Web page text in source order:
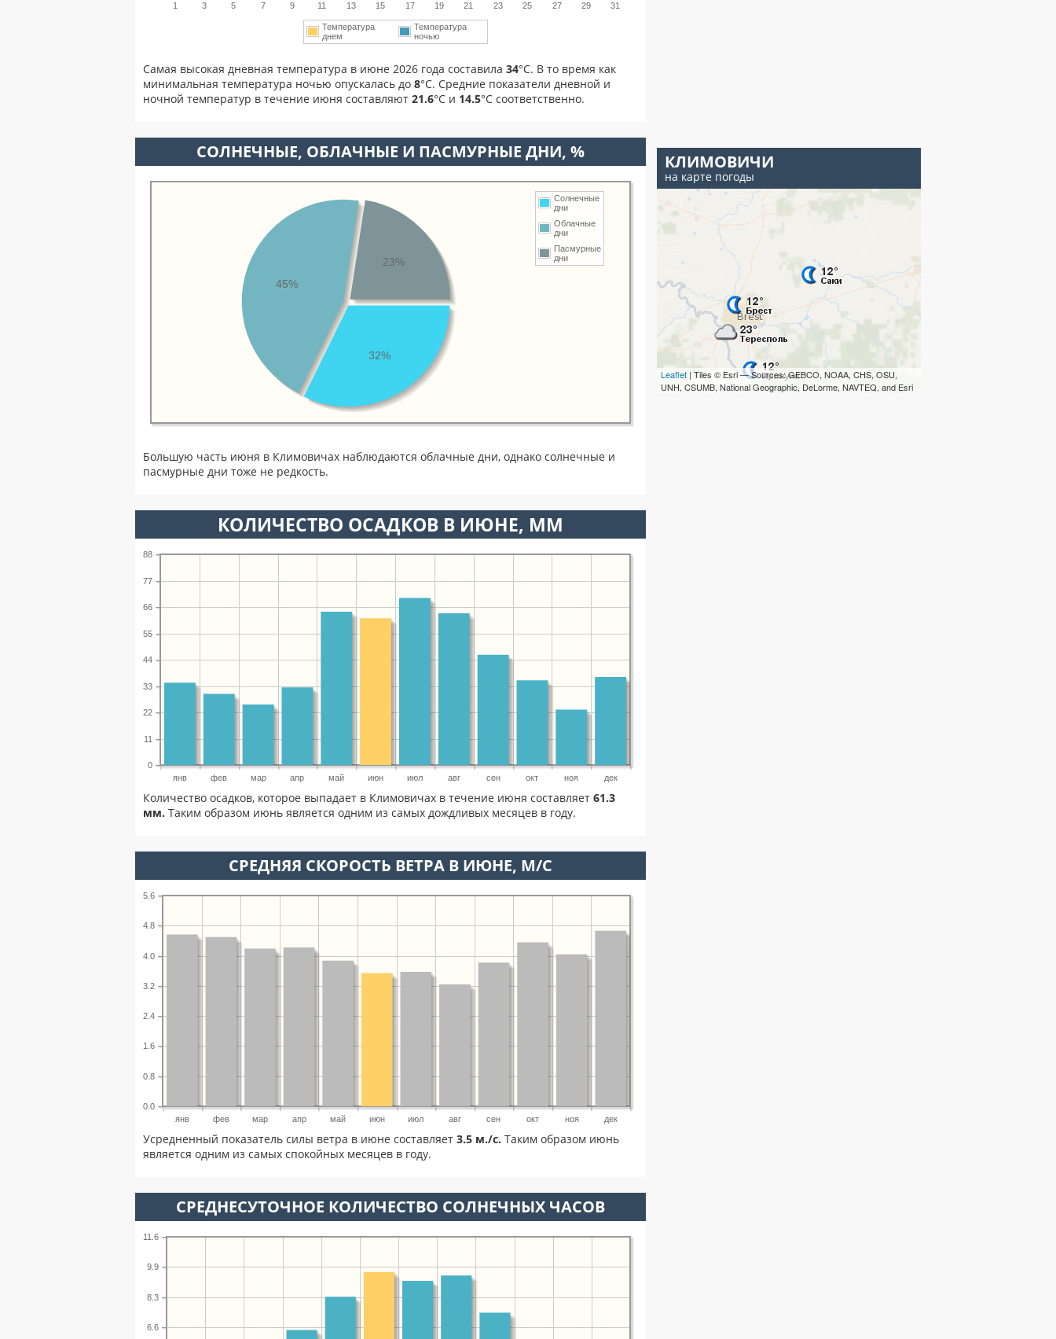
1 3 5 7 9 11 13 15 17 19 21 23 25 27 29 31
Температура
днем
Температура
ночью
Самая высокая дневная температура в июне 2026 года составила 34°С. В то время как
минимальная температура ночью опускалась до 8°C. Средние показатели дневной и
ночной температур в течение июня составляют 21.6°С и 14.5°С соответственно.
CОЛНЕЧНЫЕ, ОБЛАЧНЫЕ И ПАСМУРНЫЕ ДНИ, %
Солнечные
дни
Облачные
дни
Пасмурные
дни
32%
45%
23%
Большую часть июня в Климовичах наблюдаются облачные дни, однако солнечные и
пасмурные дни тоже не редкость.
КОЛИЧЕСТВО ОСАДКОВ В ИЮНЕ, ММ
янв фев мар апр май июн июл авг сен окт ноя дек
0
11
22
33
44
55
66
77
88
Количество осадков, которое выпадает в Климовичах в течение июня составляет 61.3
мм. Таким образом июнь является одним из самых дождливых месяцев в году.
СРЕДНЯЯ СКОРОСТЬ ВЕТРА В ИЮНЕ, М/С
янв фев мар апр май июн июл авг сен окт ноя дек
0.0
0.8
1.6
2.4
3.2
4.0
4.8
5.6
Усредненный показатель силы ветра в июне составляет 3.5 м./с. Таким образом июнь
является одним из самых спокойных месяцев в году.
СРЕДНЕСУТОЧНОЕ КОЛИЧЕСТВО СОЛНЕЧНЫХ ЧАСОВ
6.6
8.3
9.9
11.6
КЛИМОВИЧИ
на карте погоды
Leaflet | Tiles © Esri — Sources: GEBCO, NOAA, CHS, OSU,
UNH, CSUMB, National Geographic, DeLorme, NAVTEQ, and Esri